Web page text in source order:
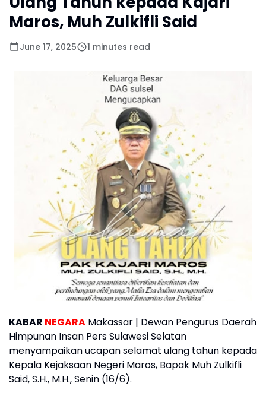
Maros, Muh Zulkifli Said
June 17, 2025 1 minutes read
KABAR NEGARA Makassar | Dewan Pengurus Daerah
Himpunan Insan Pers Sulawesi Selatan
menyampaikan ucapan selamat ulang tahun kepada
Kepala Kejaksaan Negeri Maros, Bapak Muh Zulkifli
Said, S.H., M.H., Senin (16/6).